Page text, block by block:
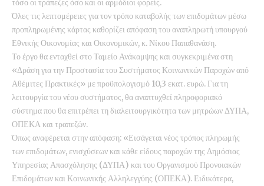
τόσο οι τράπεζες όσο και οι αρμόδιοι φορείς.
Όλες τις λεπτομέρειες για τον τρόπο καταβολής των επιδομάτων μέσω
προπληρωμένης κάρτας καθορίζει απόφαση του αναπληρωτή υπουργού
Εθνικής Οικονομίας και Οικονομικών, κ. Νίκου Παπαθανάση.
Το έργο θα ενταχθεί στο Ταμείο Ανάκαμψης και συγκεκριμένα στη
«Δράση για την Προστασία του Συστήματος Κοινωνικών Παροχών από
Αθέμιτες Πρακτικές» με προϋπολογισμό 10,3 εκατ. ευρώ. Για τη
λειτουργία του νέου συστήματος, θα αναπτυχθεί πληροφοριακό
σύστημα που θα επιτρέπει τη διαλειτουργικότητα των μητρώων ΔΥΠΑ,
ΟΠΕΚΑ και τραπεζών.
Όπως αναφέρεται στην απόφαση: «Εισάγεται νέος τρόπος πληρωμής
των επιδομάτων, ενισχύσεων και κάθε είδους παροχών της Δημόσιας
Υπηρεσίας Απασχόλησης (ΔΥΠΑ) και του Οργανισμού Προνοιακών
Επιδομάτων και Κοινωνικής Αλληλεγγύης (ΟΠΕΚΑ). Ειδικότερα,